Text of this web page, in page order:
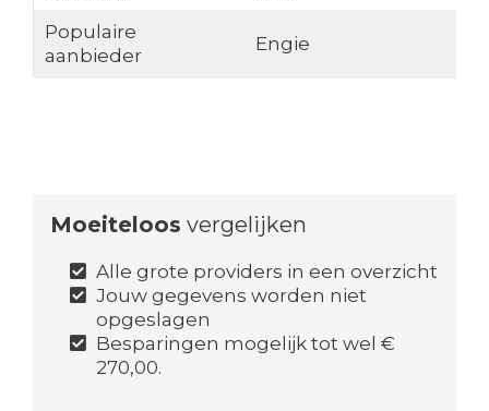
Populaire
aanbieder
Engie
Moeiteloos vergelijken
Alle grote providers in een overzicht
Jouw gegevens worden niet
opgeslagen
Besparingen mogelijk tot wel €
270,00.